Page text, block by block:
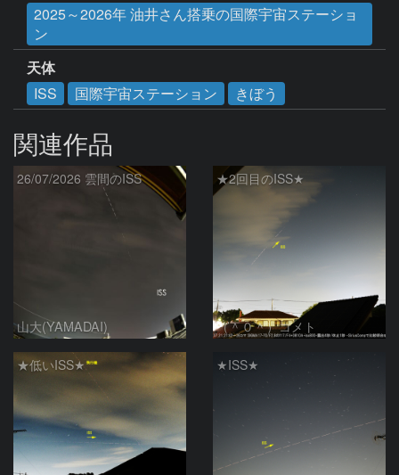
2025～2026年 油井さん搭乗の国際宇宙ステーショ
ン
天体
ISS
国際宇宙ステーション きぼう
関連作品
26/07/2026 雲間のISS
山大(YAMADAI)
★2回目のISS★
（＾０＾）コメト
★低いISS★ ★ISS★